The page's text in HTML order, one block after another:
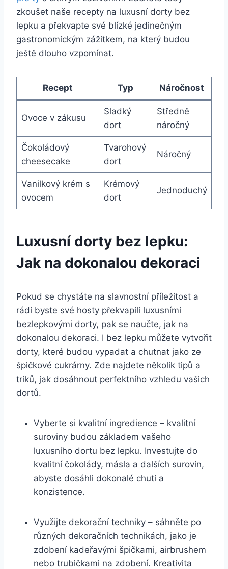
zkoušet naše recepty na luxusní dorty bez
lepku a překvapte své blízké jedinečným
gastronomickým zážitkem, na který budou
ještě dlouho vzpomínat.
Recept Typ Náročnost
Ovoce v zákusu
Sladký
dort
Středně
náročný
Čokoládový
cheesecake
Tvarohový
dort
Náročný
Vanilkový krém s
ovocem
Krémový
dort
Jednoduchý
Luxusní dorty bez lepku:
Jak na dokonalou dekoraci
Pokud se chystáte na slavnostní příležitost a
rádi byste své hosty překvapili luxusními
bezlepkovými dorty, pak se naučte, jak na
dokonalou dekoraci. I bez lepku můžete vytvořit
dorty, které budou vypadat a chutnat jako ze
špičkové cukrárny. Zde najdete několik tipů a
triků, jak dosáhnout perfektního vzhledu vašich
dortů.
Vyberte si kvalitní ingredience – kvalitní
suroviny budou základem vašeho
luxusního dortu bez lepku. Investujte do
kvalitní čokolády, másla a dalších surovin,
abyste dosáhli dokonalé chuti a
konzistence.
Využijte dekorační techniky – sáhněte po
různých dekoračních technikách, jako je
zdobení kadeřavými špičkami, airbrushem
nebo trubičkami na zdobení. Kreativita